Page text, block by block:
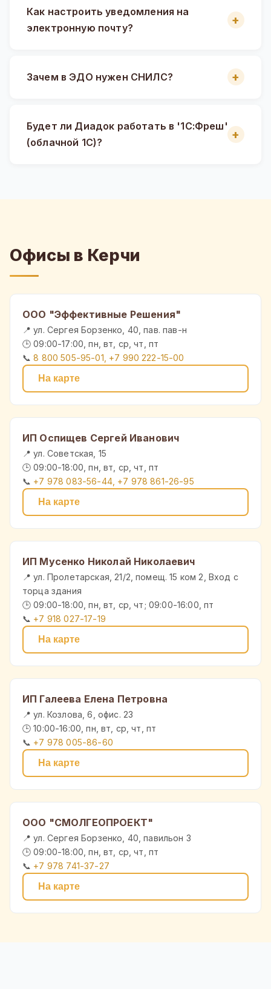
Как настроить уведомления на
электронную почту?
Зачем в ЭДО нужен СНИЛС?
Будет ли Диадок работать в '1С:Фреш'
(облачной 1С)?
Офисы в Керчи
ООО "Эффективные Решения"
📍 ул. Сергея Борзенко, 40, пав. пав-н
🕒 09:00-17:00, пн, вт, ср, чт, пт
📞8 800 505-95-01, +7 990 222-15-00
На карте
ИП Оспищев Сергей Иванович
📍 ул. Советская, 15
🕒 09:00-18:00, пн, вт, ср, чт, пт
📞 +7 978 083-56-44, +7 978 861-26-95
На карте
ИП Мусенко Николай Николаевич
📍 ул. Пролетарская, 21/2, помещ. 15 ком 2, Вход с
торца здания
🕒 09:00-18:00, пн, вт, ср, чт; 09:00-16:00, пт
📞 +7 918 027-17-19
На карте
ИП Галеева Елена Петровна
📍 ул. Козлова, 6, офис. 23
🕒 10:00-16:00, пн, вт, ср, чт, пт
📞 +7 978 005-86-60
На карте
ООО "СМОЛГЕОПРОЕКТ"
📍 ул. Сергея Борзенко, 40, павильон 3
🕒 09:00-18:00, пн, вт, ср, чт, пт
📞 +7 978 741-37-27
На карте